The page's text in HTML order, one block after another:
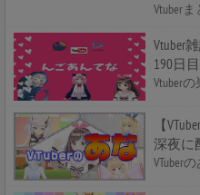
Vtuber
Vtuber
190日目
Vtuber
【
深夜に
VTuber